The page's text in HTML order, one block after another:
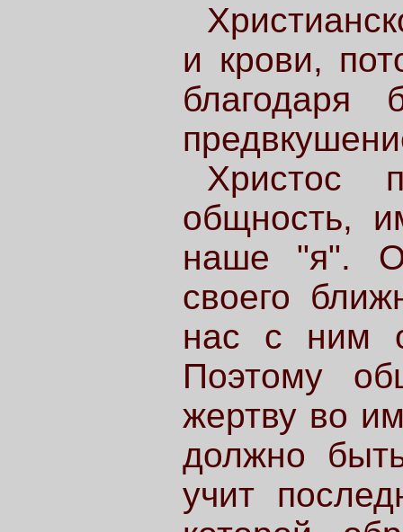
и крови,
благодаря
Христос
общность,
наше "я".
своего
нас с ним
Поэтому
жертву во
должно
учит